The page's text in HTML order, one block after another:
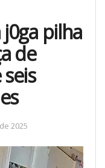
pilha
de
2025